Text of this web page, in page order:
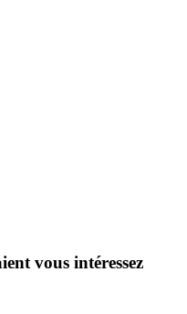
vous intéressez